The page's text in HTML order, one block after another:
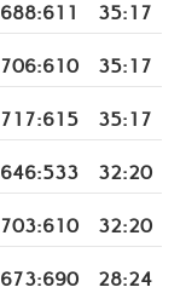
688:611 35:17
706:610 35:17
717:615 35:17
646:533 32:20
703:610 32:20
673:690 28:24